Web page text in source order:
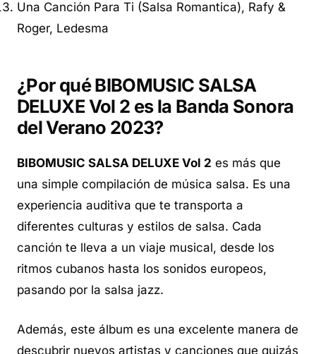
Una Canción Para Ti (Salsa Romantica), Rafy &
Roger, Ledesma
¿Por qué BIBOMUSIC SALSA
DELUXE Vol 2 es la Banda Sonora
del Verano 2023?
BIBOMUSIC SALSA DELUXE Vol 2 es más que
una simple compilación de música salsa. Es una
experiencia auditiva que te transporta a
diferentes culturas y estilos de salsa. Cada
canción te lleva a un viaje musical, desde los
ritmos cubanos hasta los sonidos europeos,
pasando por la salsa jazz.
Además, este álbum es una excelente manera de
descubrir nuevos artistas y canciones que quizás